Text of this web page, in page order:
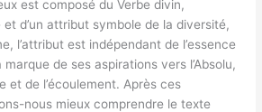
est composé du Verbe divin,
d’un attribut symbole de la diversité,
l’attribut est indépendant de l’essence
de ses aspirations vers l’Absolu,
et de l’écoulement. Après ces
nous mieux comprendre le texte